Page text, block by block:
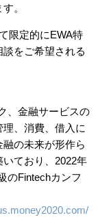
。
限定的にEWA特
をご希望される
、金融サービスの
、消費、借入に
の未来が形作ら
ており、2022年
のFintechカンフ